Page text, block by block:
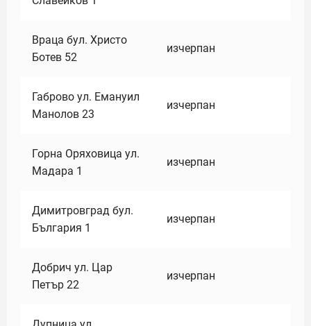
Враца бул. Христо
Ботев 52
изчерпан
Габрово ул. Емануил
Манолов 23
изчерпан
Горна Оряховица ул.
Мадара 1
изчерпан
Димитровград бул.
България 1
изчерпан
Добрич ул. Цар
Петър 22
изчерпан